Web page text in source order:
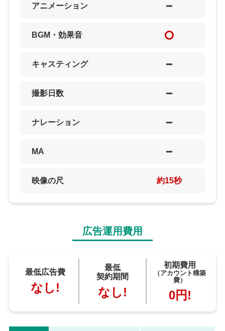
アニメーション
BGM・効果音
キャスティング
撮影日数
ナレーション
MA
映像の尺 約15秒
広告運用費用
最低広告費
なし!
最低
契約期間
なし!
初期費用
（アカウント構築
費）
0円!